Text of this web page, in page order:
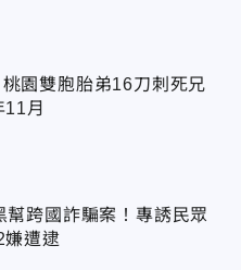
園雙胞胎弟16刀刺死兄
月
幫跨國詐騙案！專誘民眾
遭逮